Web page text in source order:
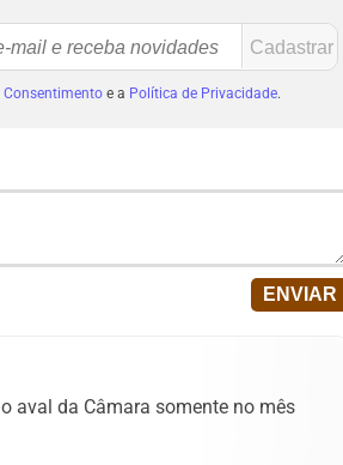
Consentimentoe a Política de Privacidade.
aval da Câmara somente no mês